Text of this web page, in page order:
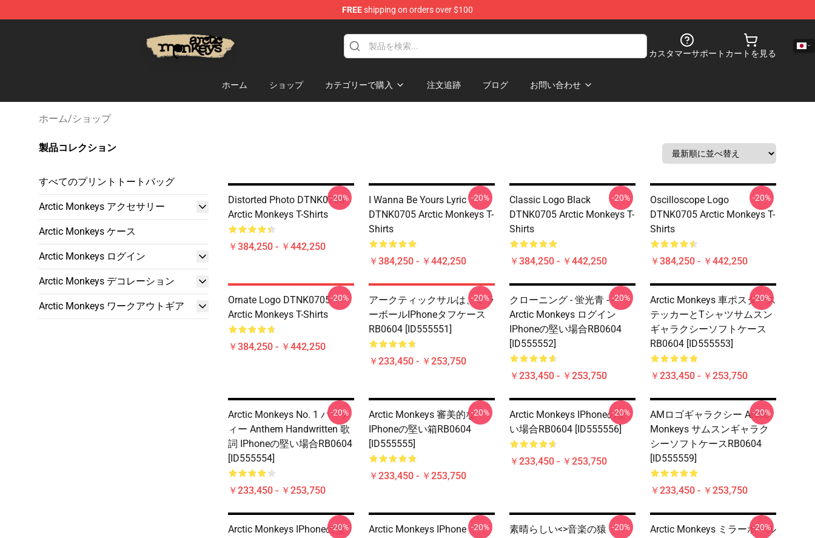
FREEshipping on orders over $100
カスタマーサポート カートを見る
ホーム ショップ カテゴリーで購入 注文追跡 ブログ お問い合わせ
ホーム/ショップ
製品コレクション
すべてのプリントトートバッグ
Arctic Monkeys アクセサリー
Arctic Monkeys ケース
Arctic Monkeys ログイン
Arctic Monkeys デコレーション
Arctic Monkeys ワークアウトギア
Distorted Photo DTNK0705
Arctic Monkeys T-Shirts
￥384,250 - ￥442,250
-20%
I Wanna Be Yours Lyric
DTNK0705 Arctic Monkeys T-
Shirts
￥384,250 - ￥442,250
-20%
Classic Logo Black
DTNK0705 Arctic Monkeys T-
Shirts
￥384,250 - ￥442,250
-20%
Oscilloscope Logo
DTNK0705 Arctic Monkeys T-
Shirts
￥384,250 - ￥442,250
-20%
Ornate Logo DTNK0705
Arctic Monkeys T-Shirts
￥384,250 - ￥442,250
-20%
アークティックサルは、ミラ
ーボールiPhoneタフケース
RB0604 [ID555551]
￥233,450 - ￥253,750
-20%
クローニング - 蛍光青 - - -
Arctic Monkeys ログイン
IPhoneの堅い場合RB0604
[ID555552]
￥233,450 - ￥253,750
-20%
Arctic Monkeys 車ポスタース
テッカーとTシャツサムスン
ギャラクシーソフトケース
RB0604 [ID555553]
￥233,450 - ￥253,750
-20%
Arctic Monkeys No. 1 パーテ
ィー Anthem Handwritten 歌
詞 IPhoneの堅い場合RB0604
[ID555554]
￥233,450 - ￥253,750
-20%
Arctic Monkeys 審美的な
IPhoneの堅い箱RB0604
[ID555555]
￥233,450 - ￥253,750
-20%
Arctic Monkeys IPhoneの堅
い場合RB0604 [ID555556]
￥233,450 - ￥253,750
-20%
AMロゴギャラクシー Arctic
Monkeys サムスンギャラク
シーソフトケースRB0604
[ID555559]
￥233,450 - ￥253,750
-20%
Arctic Monkeys IPhoneの堅
-20%
Arctic Monkeys IPhone -20%
素晴らしい<>音楽の猿
-20%
Arctic Monkeys ミラーボール
-20%